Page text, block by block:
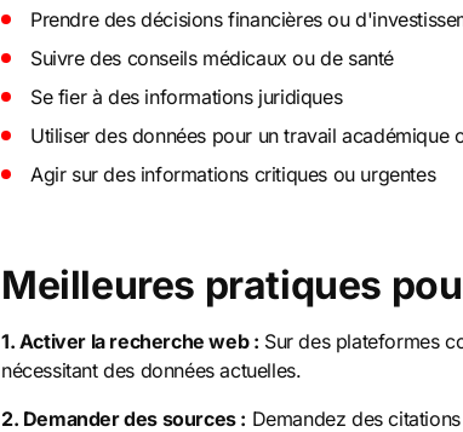
Prendre des décisions financières ou
Suivre des conseils médicaux ou de santé
Se fier à des informations juridiques
Utiliser des données pour un travail académique
Agir sur des informations critiques ou urgentes
Meilleures pratiques
1. Activer la recherche web : Sur des plateformes
nécessitant des données actuelles.
2. Demander des sources : Demandez des